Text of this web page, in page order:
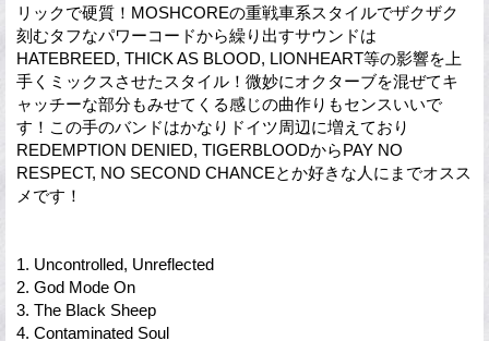
リックで硬質！MOSHCOREの重戦車系スタイルでザクザク
刻むタフなパワーコードから繰り出すサウンドは
HATEBREED, THICK AS BLOOD, LIONHEART等の影響を上
手くミックスさせたスタイル！微妙にオクターブを混ぜてキ
ャッチーな部分もみせてくる感じの曲作りもセンスいいで
す！この手のバンドはかなりドイツ周辺に増えており
REDEMPTION DENIED, TIGERBLOODからPAY NO
RESPECT, NO SECOND CHANCEとか好きな人にまでオスス
メです！
1. Uncontrolled, Unreflected
2. God Mode On
3. The Black Sheep
4. Contaminated Soul